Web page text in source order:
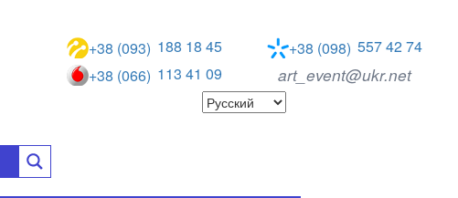
+38 (093) 188 18 45 +38 (098) 557 42 74
+38 (066) 113 41 09 art_event@ukr.net